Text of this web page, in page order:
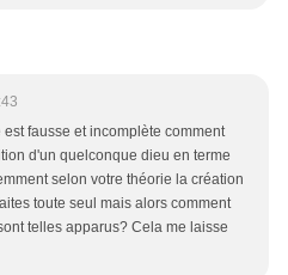
fausse et incomplète comment
d'un quelconque dieu en terme
selon votre théorie la création
toute seul mais alors comment
telles apparus? Cela me laisse